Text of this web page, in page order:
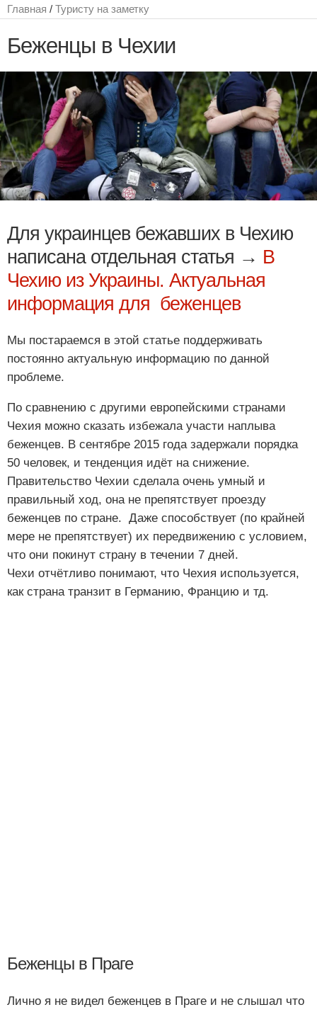
Главная / Туристу на заметку
Беженцы в Чехии
Для украинцев бежавших в Чехию
написана отдельная статья → В
Чехию из Украины. Актуальная
информация для беженцев
Мы постараемся в этой статье поддерживать
постоянно актуальную информацию по данной
проблеме.
По сравнению с другими европейскими странами
Чехия можно сказать избежала участи наплыва
беженцев. В сентябре 2015 года задержали порядка
50 человек, и тенденция идёт на снижение.
Правительство Чехии сделала очень умный и
правильный ход, она не препятствует проезду
беженцев по стране. Даже способствует (по крайней
мере не препятствует) их передвижению с условием,
что они покинут страну в течении 7 дней.
Чехи отчётливо понимают, что Чехия используется,
как страна транзит в Германию, Францию и тд.
Беженцы в Праге
Лично я не видел беженцев в Праге и не слышал что